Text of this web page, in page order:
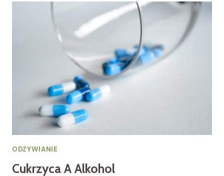
CUKRU
W
ORGANIŹMIE?
ODŻYWIANIE
Cukrzyca A Alkohol